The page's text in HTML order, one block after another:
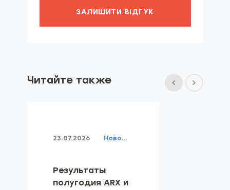
ЗАЛИШИТИ ВІДГУК
Читайте также
Новости
23.07.2026
Результаты
полугодия ARX и